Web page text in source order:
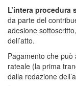
L’intera
da parte del
adesione
dell’atto.
Pagamento che può
rateale (la prima
dalla redazione